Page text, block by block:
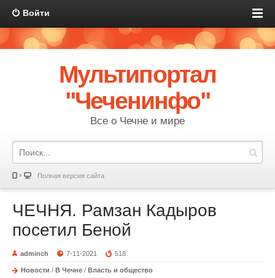
Войти
Мультипортал
"Чеченинфо"
Все о Чечне и мире
Полная версия сайта
ЧЕЧНЯ. Рамзан Кадыров
посетил Беной
adminch 7-11-2021 518
Новости / В Чечне / Власть и общество